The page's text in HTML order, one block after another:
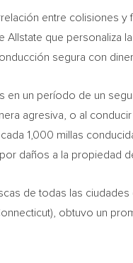
entre colisiones y
Allstate que personaliza
segura con
en un período de un
agresiva, o al
1,000 millas
daños a la propiedad
de todas las
), obtuvo un